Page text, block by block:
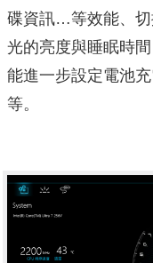
碟資訊…等效能、
光的亮度與睡眠時
能進一步設定電池
等。